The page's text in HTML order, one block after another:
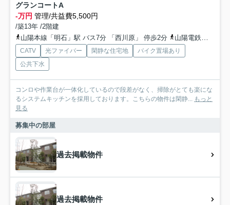
グランコートA
-万円 管理/共益費5,500円
/築13年 /2階建
山陽本線「明石」駅 バス7分 「西川原」 停歩2分
山陽電鉄本線「山陽明石」駅 バス7分 「西川原」 停歩2分
CATV 光ファイバー 閑静な住宅地
バイク置場あり
公共下水
コンロや作業台が一体化しているので段差がなく、掃除がとても楽にな
るシステムキッチンを採用しております。こちらの物件は閑静... もっと
見る
募集中の部屋
過去掲載物件
過去掲載物件